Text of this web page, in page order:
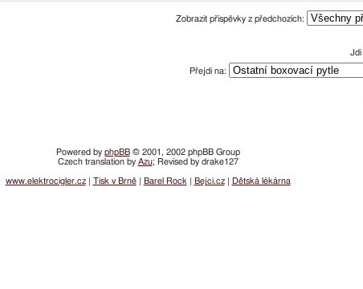
Zobrazit příspěvky z předchozích:
Jdi
Přejdi na:
Powered by phpBB© 2001, 2002 phpBB Group
Czech translation by Azu; Revised by drake127
www.elektrocigler.cz| Tisk v Brně| Barel Rock Bejci.cz| Dětská lékárna